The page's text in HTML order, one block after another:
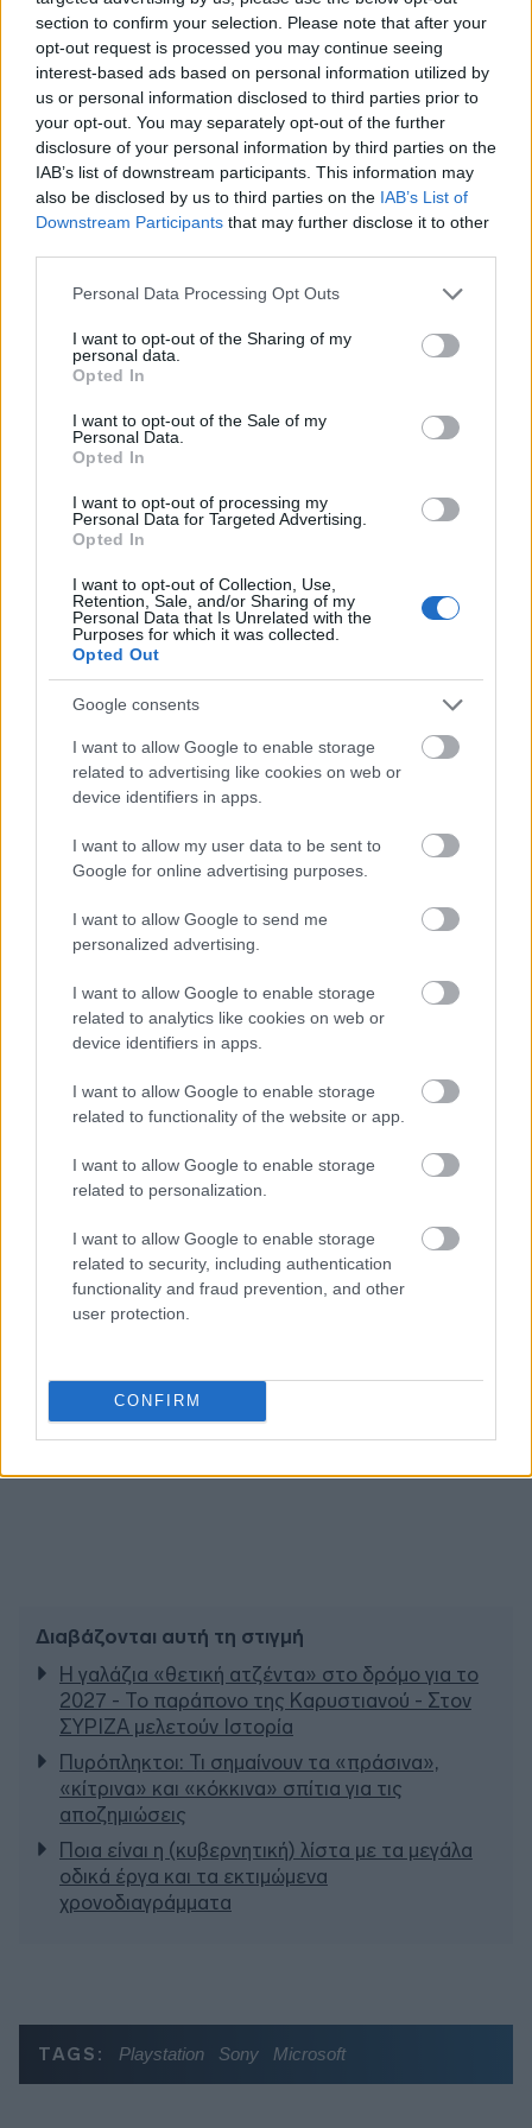
section to confirm your selection. Please note that after your
opt-out request is processed you may continue seeing
interest-based ads based on personal information utilized by
us or personal information disclosed to third parties prior to
your opt-out. You may separately opt-out of the further
disclosure of your personal information by third parties on the
IAB’s list of downstream participants. This information may
also be disclosed by us to third parties on the IAB’s List of
Downstream Participants that may further disclose it to other
Please note that this website/app uses one or more Google
not limited to your visit or usage behaviour. You may click to
grant or deny consent to Google and its third-party tags to
use your data for below specified purposes in below Google
consent section.
Personal Data Processing Opt Outs
I want to opt-out of the Sharing of my
personal data.
Opted In
I want to opt-out of the Sale of my
Personal Data.
Opted In
I want to opt-out of processing my
Personal Data for Targeted Advertising.
Opted In
I want to opt-out of Collection, Use,
Retention, Sale, and/or Sharing of my
Personal Data that Is Unrelated with the
Purposes for which it was collected.
Opted Out
Google consents
I want to allow Google to enable storage
related to advertising like cookies on web or
device identifiers in apps.
I want to allow my user data to be sent to
Google for online advertising purposes.
I want to allow Google to send me
personalized advertising.
I want to allow Google to enable storage
related to analytics like cookies on web or
device identifiers in apps.
I want to allow Google to enable storage
related to functionality of the website or app.
I want to allow Google to enable storage
related to personalization.
I want to allow Google to enable storage
related to security, including authentication
functionality and fraud prevention, and other
user protection.
CONFIRM
Μέσα σε αυτό το περιβάλλον, ορισμένοι
αναλυτές εκτιμούν ότι η επόμενη γενιά κονσολών
μπορεί να πλησιάσει τα 1.000 δολάρια. Η αύξηση
αυτή δεν θα οφείλεται απαραίτητα σε σημαντικές
τεχνολογικές βελτιώσεις, αλλά κυρίως στο
αυξημένο κόστος των εξαρτημάτων και ιδιαίτερα
της μνήμης. Η ανάπτυξη της τεχνητής
νοημοσύνης, επομένως, δεν ωφελεί ολόκληρο
τον τεχνολογικό κλάδο με τον ίδιο τρόπο, αλλά
δημιουργεί νικητές και χαμένους, ανάλογα με τη
πρώτοι όλες τιςειδήσειςαπό την Ελλάδα και τον κόσμο.
Διαβάζονται αυτή τη στιγμή
Η γαλάζια «θετική ατζέντα» στο δρόμο για το
2027 - Το παράπονο της Καρυστιανού - Στον
ΣΥΡΙΖΑ μελετούν Ιστορία
Πυρόπληκτοι: Τι σημαίνουν τα «πράσινα»,
«κίτρινα» και «κόκκινα» σπίτια για τις
αποζημιώσεις
Ποια είναι η (κυβερνητική) λίστα με τα μεγάλα
οδικά έργα και τα εκτιμώμενα
χρονοδιαγράμματα
TAGS: Playstation Sony Microsoft